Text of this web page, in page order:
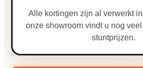
Alle kortingen zijn al verwerkt
onze showroom vindt u nog
stuntprijzen.